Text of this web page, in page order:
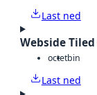
Last ned
Webside Tiled
octetbin
Last ned